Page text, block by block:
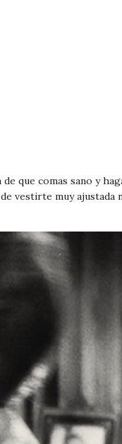
que comas sano y
vestirte muy ajustada